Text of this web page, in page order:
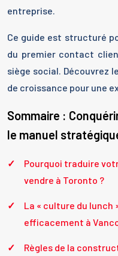
entreprise.
Ce guide est structuré
du premier contact
siège social. Découvrez
de croissance pour une
Sommaire :
le manuel
Pourquoi traduire
vendre à Toronto ?
La « culture du
efficacement à
Règles de la